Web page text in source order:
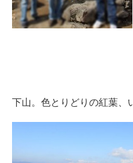
下山。色とりどりの紅葉、